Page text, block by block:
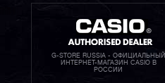
G-STORE RUSSIA - ОФИЦИАЛЬНЫЙ
ИНТЕРНЕТ-МАГАЗИН CASIO В
РОССИИ